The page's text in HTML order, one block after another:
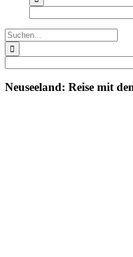
Suche
nach:
Neuseeland: Reise mit